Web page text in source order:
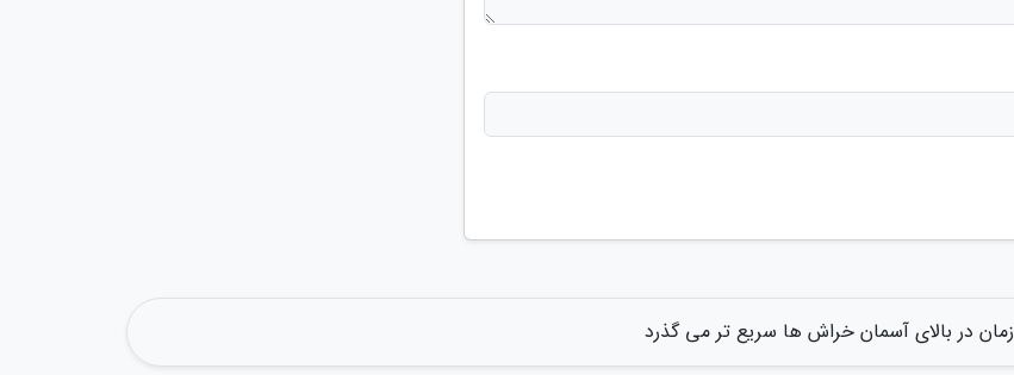
زمان در بالای آسمان خراش ها سریع تر می گذرد